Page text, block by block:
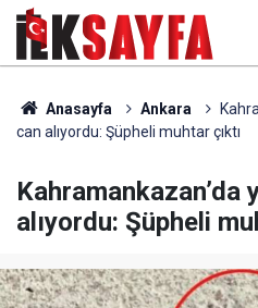
Anasayfa Ankara
can alıyordu: Şüpheli muhtar çıktı
Kahramankazan’da
alıyordu: Şüpheli